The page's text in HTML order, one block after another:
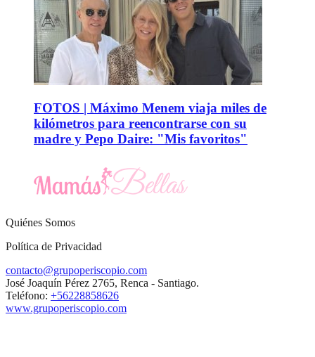
FOTOS | Máximo Menem viaja miles de
kilómetros para reencontrarse con su
madre y Pepo Daire: "Mis favoritos"
Quiénes Somos
Política de Privacidad
contacto@grupoperiscopio.com
José Joaquín Pérez 2765, Renca - Santiago.
Teléfono: +56228858626
www.grupoperiscopio.com